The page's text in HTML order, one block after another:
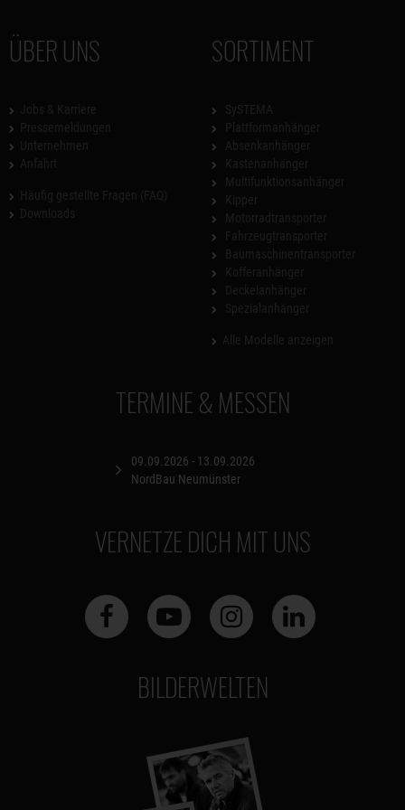
ÜBER UNS SORTIMENT
TERMINE & MESSEN
09.09.2026 - 13.09.2026
NordBau Neumünster
VERNETZE DICH MIT UNS
BILDERWELTEN